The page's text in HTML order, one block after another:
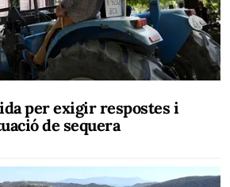
per exigir respostes i
de sequera